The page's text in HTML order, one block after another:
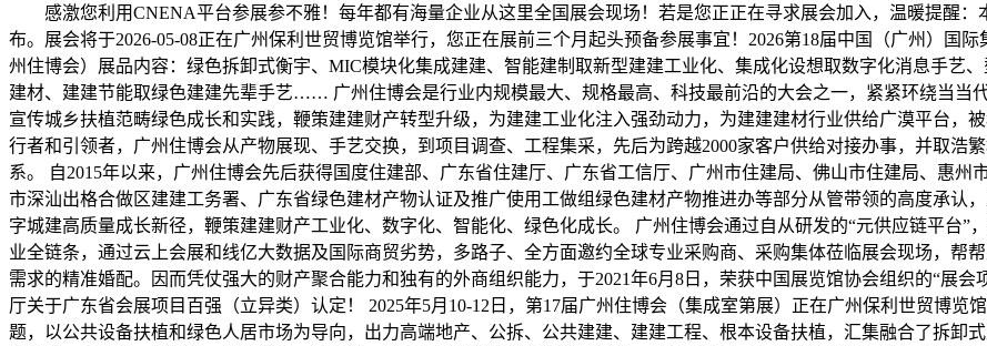
感激您利用CNENA平台参展参不雅！每年都有海量企业从这里全国展会现场！若是您正正在寻求展会加入，温暖提醒：
布。展会将于2026-05-08正在广州保利世贸博览馆举行，您正在展前三个月起头预备参展事宜！2026第18届中国（广州）国
州住博会）展品内容：绿色拆卸式衡宇、MIC模块化集成建建、智能建制取新型建建工业化、集成化设想取数字化消息手艺
建材、建建节能取绿色建建先辈手艺…… 广州住博会是行业内规模最大、规格最高、科技最前沿的大会之一，紧紧环绕当当
宣传城乡扶植范畴绿色成长和实践，鞭策建建财产转型升级，为建建工业化注入强劲动力，为建建建材行业供给广漠平台，
行者和引领者，广州住博会从产物展现、手艺交换，到项目调查、工程集采，先后为跨越2000家客户供给对接办事，并取浩
系。 自2015年以来，广州住博会先后获得国度住建部、广东省住建厅、广东省工信厅、广州市住建局、佛山市住建局、惠州
市深汕出格合做区建建工务署、广东省绿色建材产物认证及推广使用工做组绿色建材产物推进办等部分从管带领的高度承认
字城建高质量成长新径，鞭策建建财产工业化、数字化、智能化、绿色化成长。 广州住博会通过自从研发的“元供应链平台
业全链条，通过云上会展和线亿大数据及国际商贸劣势，多路子、全方面邀约全球专业采购商、采购集体莅临展会现场，帮
需求的精准婚配。因而凭仗强大的财产聚合能力和独有的外商组织能力，于2021年6月8日，荣获中国展览馆协会组织的“展
厅关于广东省会展项目百强（立异类）认定！ 2025年5月10-12日，第17届广州住博会（集成室第展）正在广州保利世贸博览
题，以公共设备扶植和绿色人居市场为导向，出力高端地产、公拆、公共建建、建建工程、根本设备扶植，汇集融合了拆卸